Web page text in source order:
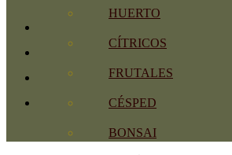
HUERTO
CÍTRICOS
FRUTALES
CÉSPED
BONSAI